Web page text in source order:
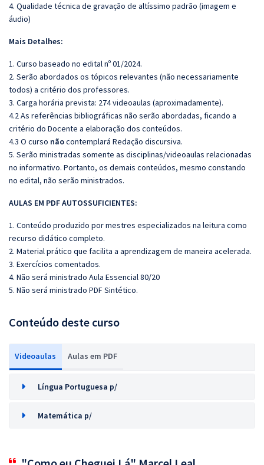
4. Qualidade técnica de gravação de altíssimo padrão (imagem e
áudio)
Mais Detalhes:
1. Curso baseado no edital nº 01/2024.
2. Serão abordados os tópicos relevantes (não necessariamente
todos) a critério dos professores.
3. Carga horária prevista: 274 videoaulas (aproximadamente).
4.2As referências bibliográficas não serão abordadas, ficando a
critério do Docente a elaboração dos conteúdos.
4.3 O curso nãocontemplará Redação discursiva.
5. Serão ministradas somente as disciplinas/videoaulas relacionadas
no informativo. Portanto, os demais conteúdos, mesmo constando
no edital, não serão ministrados.
AULAS EM PDF AUTOSSUFICIENTES:
1. Conteúdo produzido por mestres especializados na leitura como
recurso didático completo.
2. Material prático que facilita a aprendizagem de maneira acelerada.
3. Exercícios comentados.
4. Não será ministrado Aula Essencial 80/20
5. Não será ministrado PDF Sintético.
Conteúdo deste curso
Videoaulas Aulas em PDF
Língua Portuguesa p/
Matemática p/